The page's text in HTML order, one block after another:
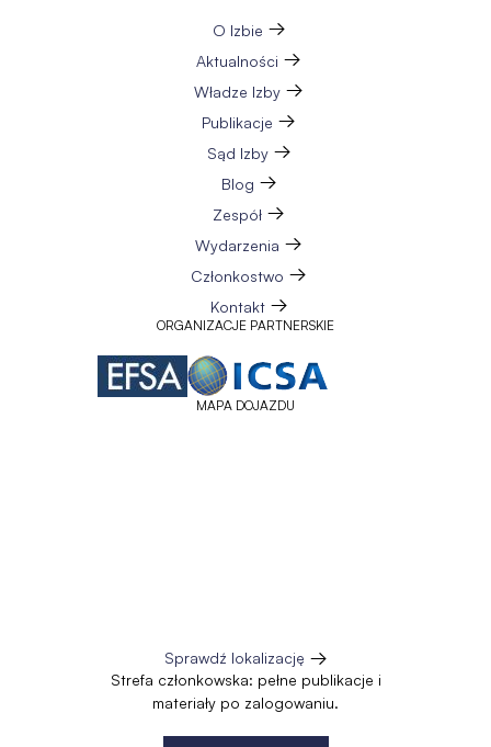
O Izbie
Aktualności
Władze Izby
Publikacje
Sąd Izby
Blog
Zespół
Wydarzenia
Członkostwo
Kontakt
ORGANIZACJE PARTNERSKIE
MAPA DOJAZDU
Sprawdź lokalizację
Otworzy
się
w
Strefa członkowska: pełne publikacje i
materiały po zalogowaniu.